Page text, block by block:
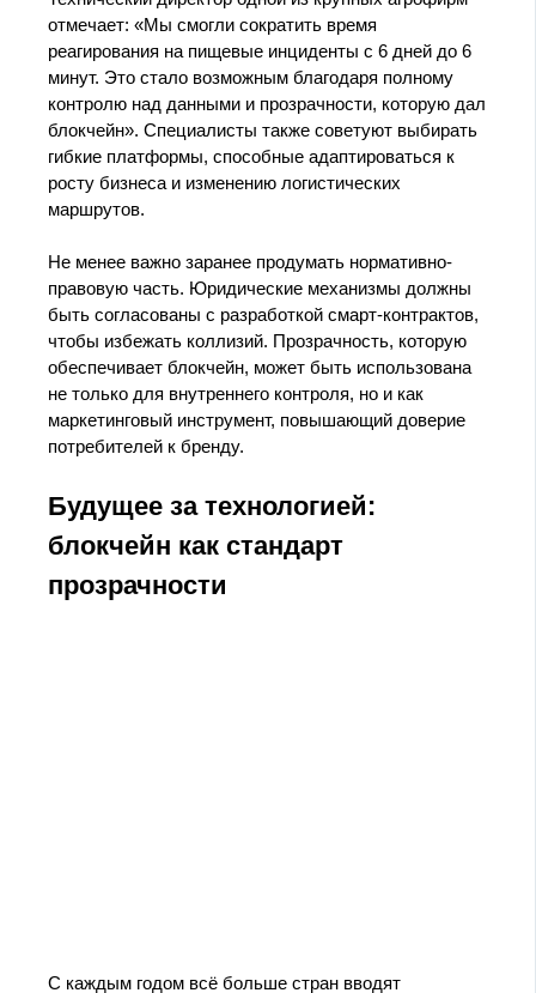
отмечает: «Мы смогли сократить время
реагирования на пищевые инциденты с 6 дней до 6
минут. Это стало возможным благодаря полному
контролю над данными и прозрачности, которую дал
блокчейн». Специалисты также советуют выбирать
гибкие платформы, способные адаптироваться к
росту бизнеса и изменению логистических
маршрутов.
Не менее важно заранее продумать нормативно-
правовую часть. Юридические механизмы должны
быть согласованы с разработкой смарт-контрактов,
чтобы избежать коллизий. Прозрачность, которую
обеспечивает блокчейн, может быть использована
не только для внутреннего контроля, но и как
маркетинговый инструмент, повышающий доверие
потребителей к бренду.
Будущее за технологией:
блокчейн как стандарт
прозрачности
С каждым годом всё больше стран вводят